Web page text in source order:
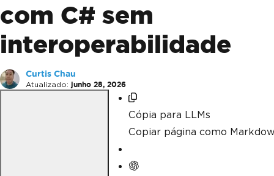
com C# sem
interoperabilidade
Curtis Chau
Atualizado: junho 28, 2026
Cópia para LLMs
Copiar página como